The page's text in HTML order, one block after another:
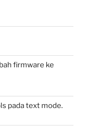
firmware ke
pada text mode.